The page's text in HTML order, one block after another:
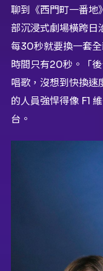
聊到《西門町一番地
部沉浸式劇場橫跨日
每30秒就要換一套
時間只有20秒。「
唱歌，沒想到快換速
的人員強悍得像 F1
台。